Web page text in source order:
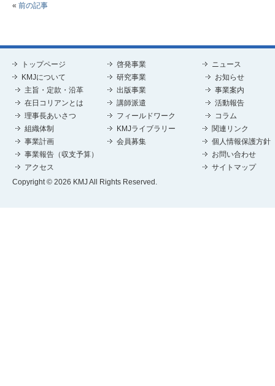
« 前の記事
トップページ
KMJについて
主旨・定款・沿革
在日コリアンとは
理事長あいさつ
組織体制
事業計画
事業報告（収支予算）
アクセス
啓発事業
研究事業
出版事業
講師派遣
フィールドワーク
KMJライブラリー
会員募集
ニュース
お知らせ
事業案内
活動報告
コラム
関連リンク
個人情報保護方針
お問い合わせ
サイトマップ
Copyright © 2026 KMJ All Rights Reserved.